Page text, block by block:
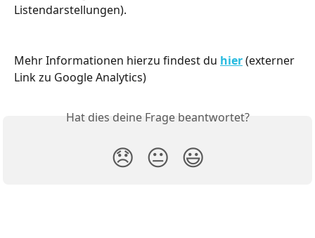
Listendarstellungen).
Mehr Informationen hierzu findest du hier (externer
Link zu Google Analytics)
Hat dies deine Frage beantwortet?
😞 😐 😃